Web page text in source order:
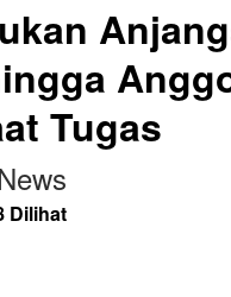
Tugas
Dilihat